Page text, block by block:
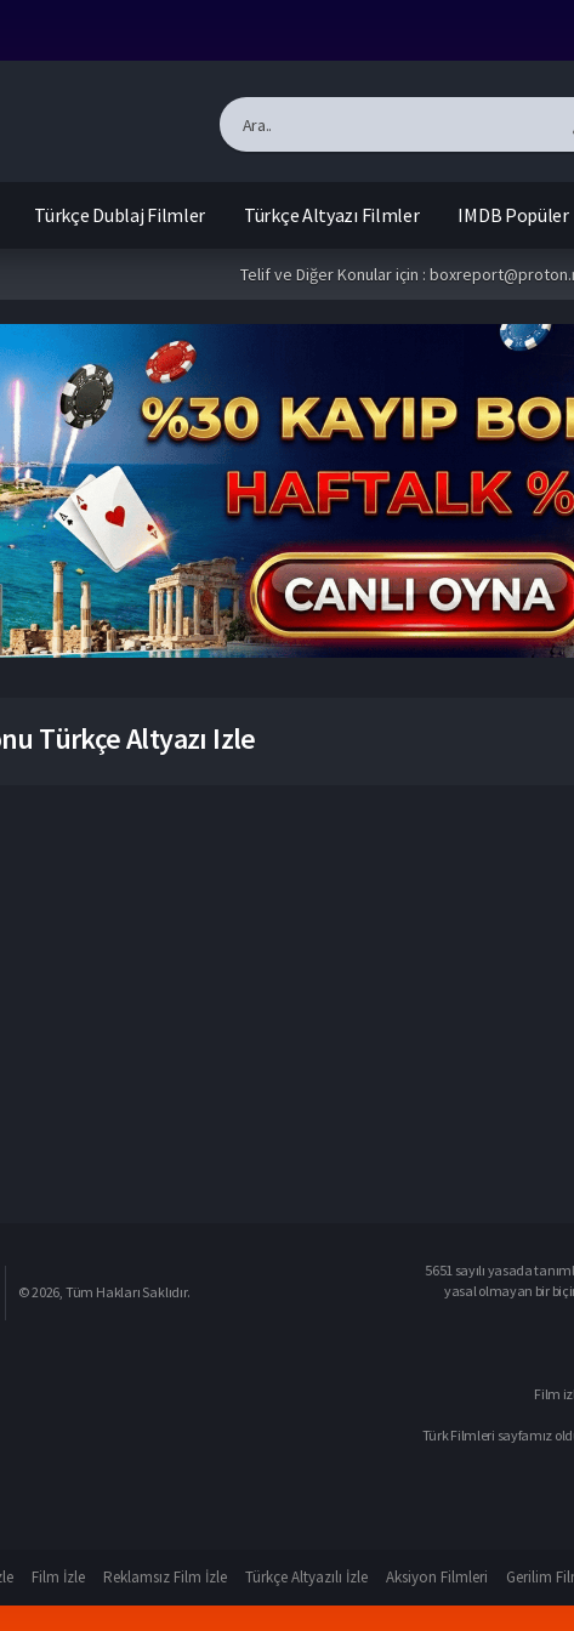
Türkçe Dublaj Filmler Türkçe Altyazı Filmler IMDB Popüler
Telif ve Diğer Konular için :
Türkçe Altyazı Izle
© 2026, Tüm Hakları Saklıdır.
5651 sayılı yasada
yasal olmayan bir
Film
Türk Filmleri sayfamız
Film İzle Reklamsız Film İzle Türkçe Altyazılı İzle Aksiyon Filmleri Gerilim